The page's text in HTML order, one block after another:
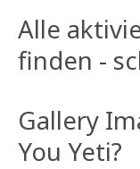
Alle
finden -
Gallery
You Yeti?